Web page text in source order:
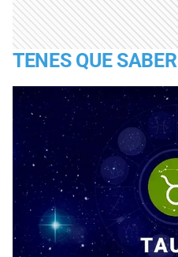
TENES QUE SABER